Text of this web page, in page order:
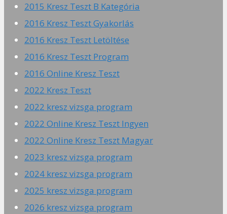
2015 Kresz Teszt B Kategória
2016 Kresz Teszt Gyakorlás
2016 Kresz Teszt Letöltése
2016 Kresz Teszt Program
2016 Online Kresz Teszt
2022 Kresz Teszt
2022 kresz vizsga program
2022 Online Kresz Teszt Ingyen
2022 Online Kresz Teszt Magyar
2023 kresz vizsga program
2024 kresz vizsga program
2025 kresz vizsga program
2026 kresz vizsga program